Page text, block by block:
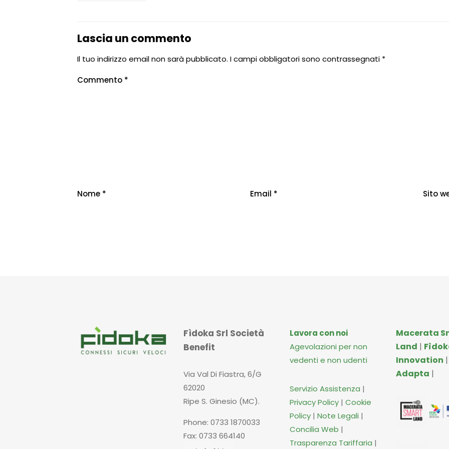
Lascia un commento
Il tuo indirizzo email non sarà pubblicato. I campi obbligatori sono contrassegnati *
Commento *
Nome * Email * Sito
Fìdoka Srl Società
Benefit
Via Val Di Fiastra, 6/G
62020
Ripe S. Ginesio (MC).
Phone: 0733 1870033
Fax: 0733 664140
Lavora con noi
Agevolazioni per non
vedenti e non udenti
Servizio Assistenza |
Privacy Policy | Cookie
Policy | Note Legali |
Concilia Web |
Trasparenza Tariffaria |
Macerata
Land |
Innovation
Adapta |